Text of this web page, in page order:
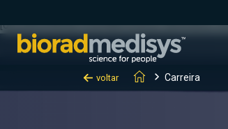
(function(c,l,a,r,i,t,y){
[0];y.parentNode.insertBefore(t,y); })(window,
voltar Carreira